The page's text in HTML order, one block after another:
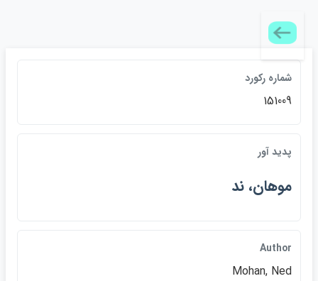
شماره ركورد
151009
پديد آور
موهان، ند
Author
Mohan, Ned